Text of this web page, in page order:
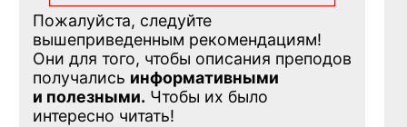
Пожалуйста, следуйте
вышеприведенным рекомендациям!
Они для того, чтобы описания преподов
получались информативными
и полезными. Чтобы их было
интересно читать!